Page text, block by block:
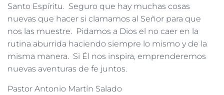
Santo Espíritu. Seguro que hay muchas cosas
nuevas que hacer si clamamos al Señor para que
nos las muestre. Pidamos a Dios el no caer en la
rutina aburrida haciendo siempre lo mismo y de la
misma manera. Si Él nos inspira, emprenderemos
nuevas aventuras de fe juntos.
Pastor Antonio Martín Salado